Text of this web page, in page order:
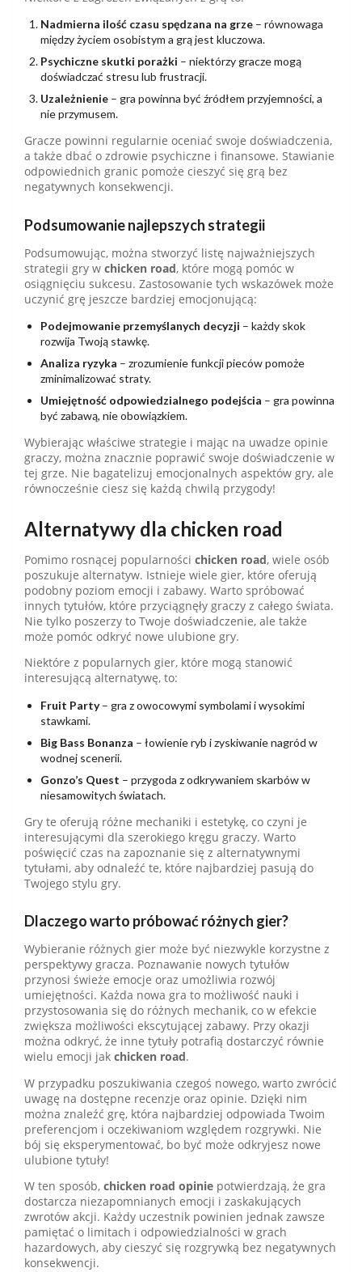
Nadmierna ilość czasu spędzana na grze – równowaga
między życiem osobistym a grą jest kluczowa.
Psychiczne skutki porażki – niektórzy gracze mogą
doświadczać stresu lub frustracji.
Uzależnienie – gra powinna być źródłem przyjemności, a
nie przymusem.
Gracze powinni regularnie oceniać swoje doświadczenia,
a także dbać o zdrowie psychiczne i finansowe. Stawianie
odpowiednich granic pomoże cieszyć się grą bez
negatywnych konsekwencji.
Podsumowanie najlepszych strategii
Podsumowując, można stworzyć listę najważniejszych
strategii gry w chicken road, które mogą pomóc w
osiągnięciu sukcesu. Zastosowanie tych wskazówek może
uczynić grę jeszcze bardziej emocjonującą:
Podejmowanie przemyślanych decyzji – każdy skok
rozwija Twoją stawkę.
Analiza ryzyka – zrozumienie funkcji pieców pomoże
zminimalizować straty.
Umiejętność odpowiedzialnego podejścia – gra powinna
być zabawą, nie obowiązkiem.
Wybierając właściwe strategie i mając na uwadze opinie
graczy, można znacznie poprawić swoje doświadczenie w
tej grze. Nie bagatelizuj emocjonalnych aspektów gry, ale
równocześnie ciesz się każdą chwilą przygody!
Alternatywy dla chicken road
Pomimo rosnącej popularności chicken road, wiele osób
poszukuje alternatyw. Istnieje wiele gier, które oferują
podobny poziom emocji i zabawy. Warto spróbować
innych tytułów, które przyciągnęły graczy z całego świata.
Nie tylko poszerzy to Twoje doświadczenie, ale także
może pomóc odkryć nowe ulubione gry.
Niektóre z popularnych gier, które mogą stanowić
interesującą alternatywę, to:
Fruit Party– gra z owocowymi symbolami i wysokimi
stawkami.
Big Bass Bonanza – łowienie ryb i zyskiwanie nagród w
wodnej scenerii.
Gonzo’s Quest – przygoda z odkrywaniem skarbów w
niesamowitych światach.
Gry te oferują różne mechaniki i estetykę, co czyni je
interesującymi dla szerokiego kręgu graczy. Warto
poświęcić czas na zapoznanie się z alternatywnymi
tytułami, aby odnaleźć te, które najbardziej pasują do
Twojego stylu gry.
Dlaczego warto próbować różnych gier?
Wybieranie różnych gier może być niezwykle korzystne z
perspektywy gracza. Poznawanie nowych tytułów
przynosi świeże emocje oraz umożliwia rozwój
umiejętności. Każda nowa gra to możliwość nauki i
przystosowania się do różnych mechanik, co w efekcie
zwiększa możliwości ekscytującej zabawy. Przy okazji
można odkryć, że inne tytuły potrafią dostarczyć równie
wielu emocji jak chicken road.
W przypadku poszukiwania czegoś nowego, warto zwrócić
uwagę na dostępne recenzje oraz opinie. Dzięki nim
można znaleźć grę, która najbardziej odpowiada Twoim
preferencjom i oczekiwaniom względem rozgrywki. Nie
bój się eksperymentować, bo być może odkryjesz nowe
ulubione tytuły!
W ten sposób, chicken road opinie potwierdzają, że gra
dostarcza niezapomnianych emocji i zaskakujących
zwrotów akcji. Każdy uczestnik powinien jednak zawsze
pamiętać o limitach i odpowiedzialności w grach
hazardowych, aby cieszyć się rozgrywką bez negatywnych
konsekwencji.